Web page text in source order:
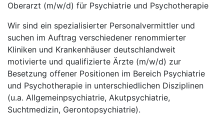
Oberarzt (m/w/d) für Psychiatrie und Psychotherapie
Wir sind ein spezialisierter Personalvermittler und
suchen im Auftrag verschiedener renommierter
Kliniken und Krankenhäuser deutschlandweit
motivierte und qualifizierte Ärzte (m/w/d) zur
Besetzung offener Positionen im Bereich Psychiatrie
und Psychotherapie in unterschiedlichen Disziplinen
(u.a. Allgemeinpsychiatrie, Akutpsychiatrie,
Suchtmedizin, Gerontopsychiatrie).